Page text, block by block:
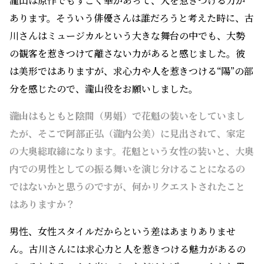
分を感じたので、瀧山役をお願いしました。
――瀧山はもともと陰間（男娼）で花魁の装いをしていまし
たが、そこで阿部正弘（瀧内公美）に見出されて、家定
の大奥総取締になります。花魁という女性の装いと、大奥
内での男性としての振る舞いを演じ分けることになるの
はありますか？
男性、女性スタイルだからという差はあまりありませ
ん。古川さんには求心力と人を惹きつける魅力があるの
で、それをそのまま出していただければいいのかなと思
いました。古川さんは時代劇が初めてで、所作など緊張
演じていただければ、というお話をしました。